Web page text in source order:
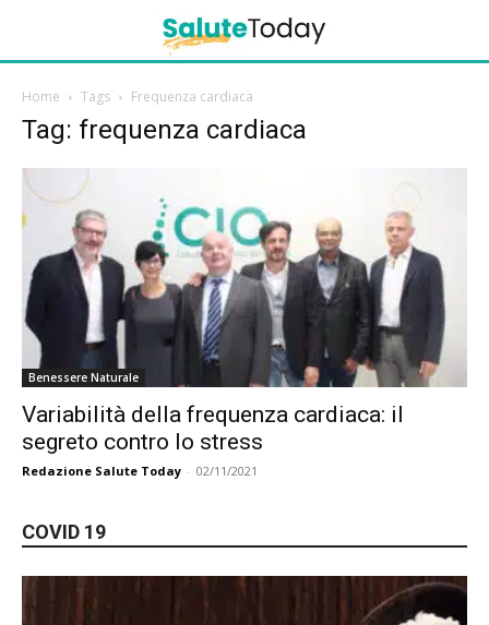
Home Tags Frequenza cardiaca
Tag: frequenza cardiaca
Benessere Naturale
Variabilità della frequenza cardiaca: il
segreto contro lo stress
Redazione Salute Today - 02/11/2021
COVID 19